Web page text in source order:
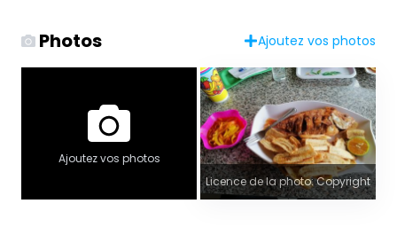
Photos Ajoutez vos photos
Ajoutez vos photos
Licence de la photo: Copyright